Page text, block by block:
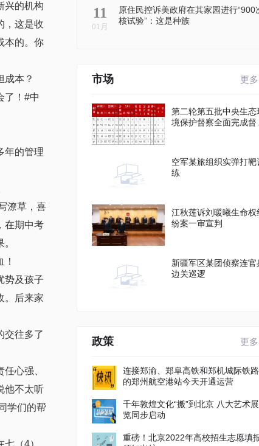
兴的机构
，这是收
本的。你
成本？
了！#中
年的管理
潦草，喜
在期中考
势及孩子
。后来家
交往多了
心强、
他不太听
学们的帮
11
01月
原住民控诉美政府在其家园进行“900
核试验”：这是种族
市场 更多
第二轮第五批中央生态
境保护督察全面完成督
空军某旅组织实弹打靶
练
江秋莲诉刘暖曦生命权
纷案一审宣判
新疆军区某团侦察连官
边关巡逻
政策 更多
连接郑渝、郑阜高铁和郑机城际铁路
的郑州航空港站今天开通运营
千年敦煌文化“搬”到北京 八大艺术展
览同步启动
重磅！北京2022年高校招生志愿填